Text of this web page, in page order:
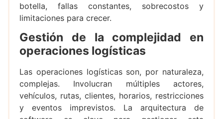
botella, fallas constantes, sobrecostos y
limitaciones para crecer.
Gestión de la complejidad en
operaciones logísticas
Las operaciones logísticas son, por naturaleza,
complejas. Involucran múltiples actores,
vehículos, rutas, clientes, horarios, restricciones
y eventos imprevistos. La arquitectura de